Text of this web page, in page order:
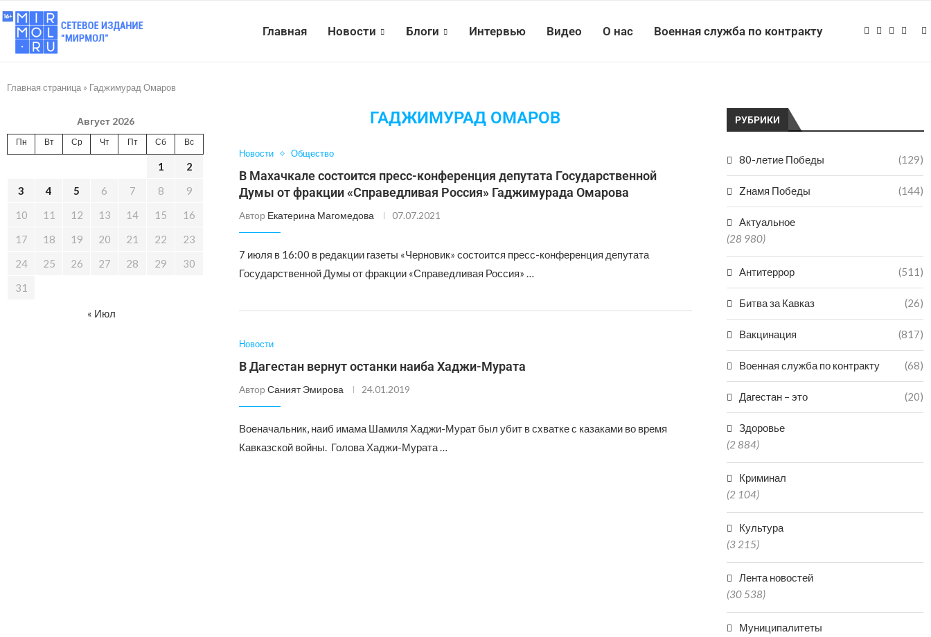
Главная Новости Блоги Интервью Видео О нас Военная служба по контракту
Главная страница » Гаджимурад Омаров
ГАДЖИМУРАД ОМАРОВ
Новости Общество
В Махачкале состоится пресс-конференция депутата Государственной
Думы от фракции «Справедливая Россия» Гаджимурада Омарова
Автор Екатерина Магомедова 07.07.2021
7 июля в 16:00 в редакции газеты «Черновик» состоится пресс-конференция депутата
Государственной Думы от фракции «Справедливая Россия» …
Новости
В Дагестан вернут останки наиба Хаджи-Мурата
Автор Саният Эмирова 24.01.2019
Военачальник, наиб имама Шамиля Хаджи-Мурат был убит в схватке с казаками во время
Кавказской войны. Голова Хаджи-Мурата …
РУБРИКИ
80-летие Победы (129)
Zнамя Победы (144)
Актуальное
(28 980)
Антитеррор (511)
Битва за Кавказ (26)
Вакцинация (817)
Военная служба по контракту (68)
Дагестан – это (20)
Здоровье
(2 884)
Криминал
(2 104)
Культура
(3 215)
Лента новостей
(30 538)
Муниципалитеты
Август 2026
Пн Вт Ср Чт Пт Сб Вс
1
2
3
4 5 6 7 8
9
10
11 12 13 14 15
16
17
18 19 20 21 22
23
24
25 26 27 28 29
30
31
« Июл